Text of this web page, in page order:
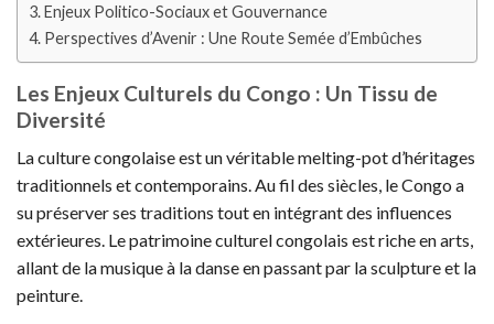
Enjeux Politico-Sociaux et Gouvernance
Perspectives d’Avenir : Une Route Semée d’Embûches
Les Enjeux Culturels du Congo : Un Tissu de
Diversité
La culture congolaise est un véritable melting-pot d’héritages
traditionnels et contemporains. Au fil des siècles, le Congo a
su préserver ses traditions tout en intégrant des influences
extérieures. Le patrimoine culturel congolais est riche en arts,
allant de la musique à la danse en passant par la sculpture et la
peinture.